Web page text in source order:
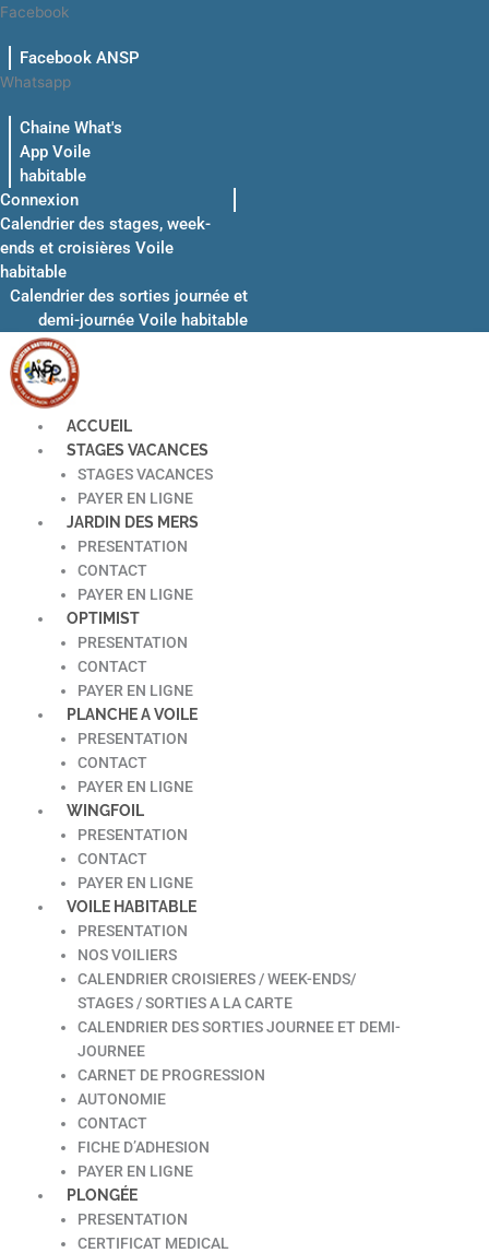
Aller
contenu
Facebook
Facebook ANSP
Whatsapp
Chaine What's
App Voile
habitable
Connexion
Calendrier des stages, week-
ends et croisières Voile
habitable
Calendrier des sorties journée et
demi-journée Voile habitable
ACCUEIL
STAGES VACANCES
STAGES VACANCES
PAYER EN LIGNE
JARDIN DES MERS
PRESENTATION
CONTACT
PAYER EN LIGNE
OPTIMIST
PRESENTATION
CONTACT
PAYER EN LIGNE
PLANCHE A VOILE
PRESENTATION
CONTACT
PAYER EN LIGNE
WINGFOIL
PRESENTATION
CONTACT
PAYER EN LIGNE
VOILE HABITABLE
PRESENTATION
NOS VOILIERS
CALENDRIER CROISIERES / WEEK-ENDS/
STAGES / SORTIES A LA CARTE
CALENDRIER DES SORTIES JOURNEE ET DEMI-
JOURNEE
CARNET DE PROGRESSION
AUTONOMIE
CONTACT
FICHE D’ADHESION
PAYER EN LIGNE
PLONGÉE
PRESENTATION
CERTIFICAT MEDICAL